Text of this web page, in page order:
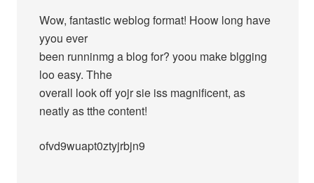
Wow, fantastic weblog format! Hoow long have
yyou ever
been runninmg a blog for? yoou make blgging
loo easy. Thhe
overall look off yojr sie iss magnificent, as
neatly as tthe content!
ofvd9wuapt0ztyjrbjn9